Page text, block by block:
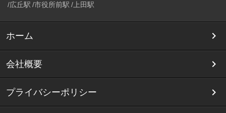
広丘駅 市役所前駅 上田駅
ホーム
会社概要
プライバシーポリシー